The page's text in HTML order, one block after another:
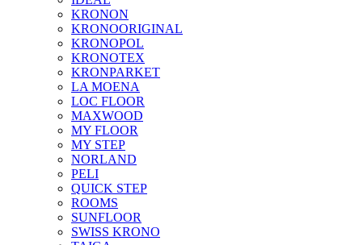
KRONON
KRONOORIGINAL
KRONOPOL
KRONOTEX
KRONPARKET
LA MOENA
LOC FLOOR
MAXWOOD
MY FLOOR
MY STEP
NORLAND
PELI
QUICK STEP
ROOMS
SUNFLOOR
SWISS KRONO